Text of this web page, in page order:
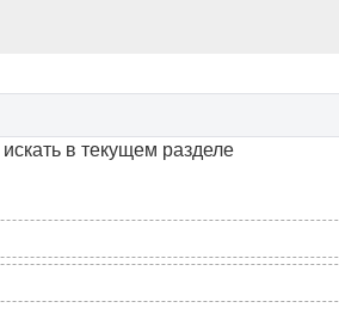
искать в текущем разделе